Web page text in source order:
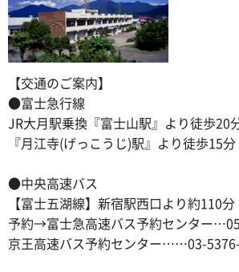
【交通のご案内】
●富士急行線
JR大月駅乗換『富士山駅』より徒歩20
『月江寺(げっこうじ)駅』より徒歩15分
●中央高速バス
【富士五湖線】新宿駅西口より約110分
予約→富士急高速バス予約センター
京王高速バス予約センター……03-